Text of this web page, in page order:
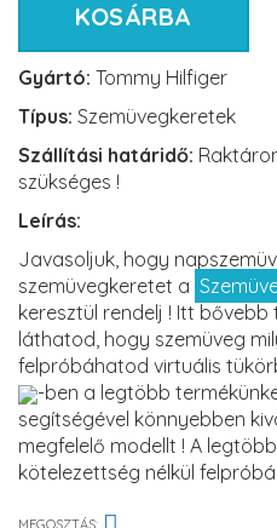
KOSÁRBA
Gyártó: Tommy Hilfiger
Típus: Szemüvegkeretek
Szállítási határidő:
szükséges !
Leírás:
Javasoljuk, hogy
szemüvegkeretet a
keresztül rendelj ! Itt
láthatod, hogy szemüveg
felpróbáhatod virtuális
-ben a legtöbb
segítségével könnyebben
megfelelő modellt ! A
kötelezettség nélkül
MEGOSZTÁS: